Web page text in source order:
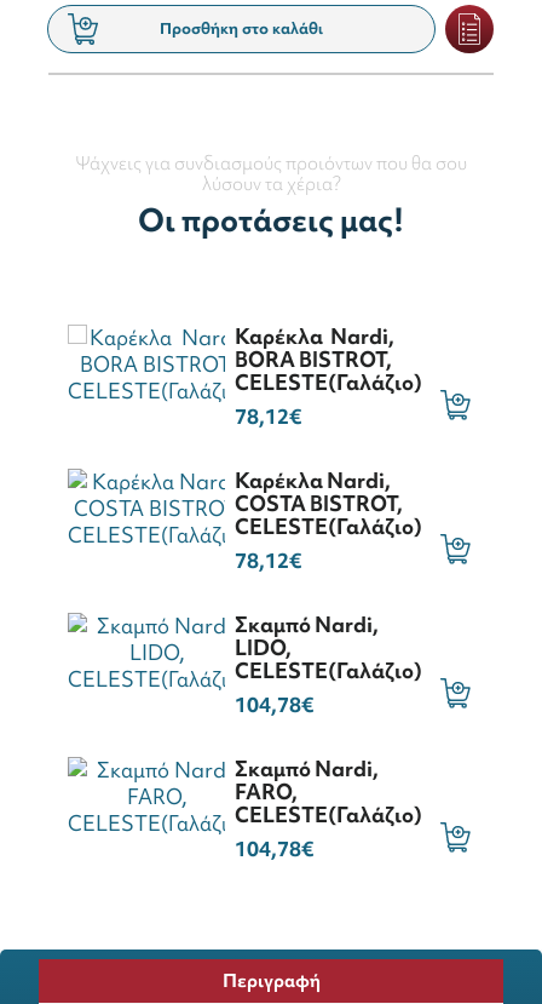
Προσθήκη στο καλάθι
Ψάχνεις για συνδιασμούς προιόντων που θα σου
λύσουν τα χέρια?
Οι προτάσεις μας!
Καρέκλα Nardi,
BORA BISTROT,
CELESTE(Γαλάζιο)
78,12€
Καρέκλα Nardi,
COSTA BISTROT,
CELESTE(Γαλάζιο)
78,12€
Σκαμπό Nardi,
LIDO,
CELESTE(Γαλάζιο)
104,78€
Σκαμπό Nardi,
FARO,
CELESTE(Γαλάζιο)
104,78€
Περιγραφή